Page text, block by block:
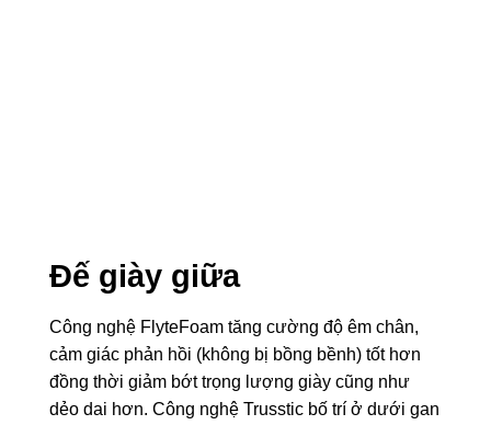
Đế giày giữa
Công nghệ FlyteFoam tăng cường độ êm chân,
cảm giác phản hồi (không bị bồng bềnh) tốt hơn
đồng thời giảm bớt trọng lượng giày cũng như
dẻo dai hơn. Công nghệ Trusstic bố trí ở dưới gan